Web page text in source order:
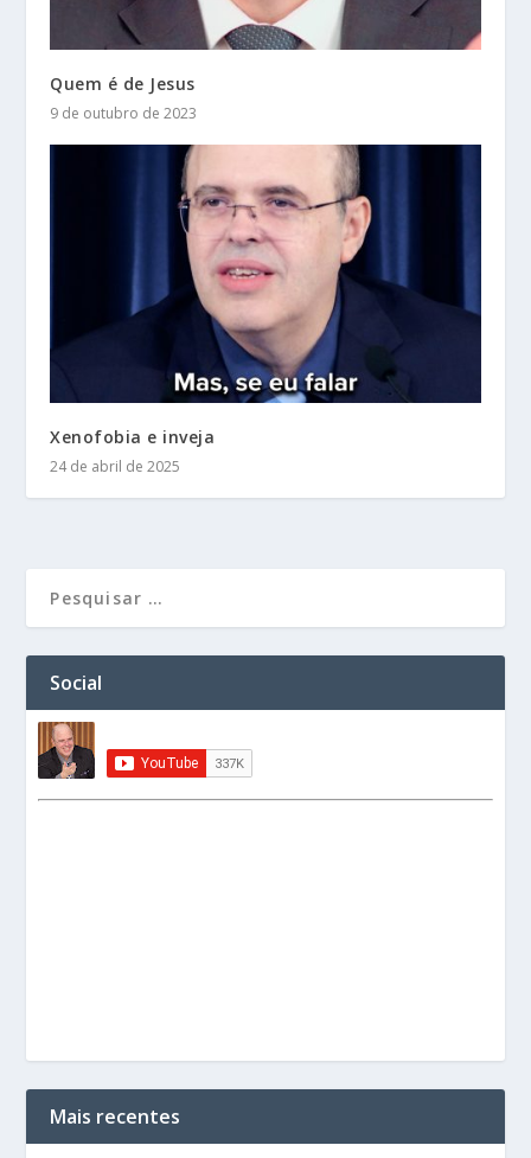
Quem é de Jesus
9 de outubro de 2023
Xenofobia e inveja
24 de abril de 2025
Social
Mais recentes